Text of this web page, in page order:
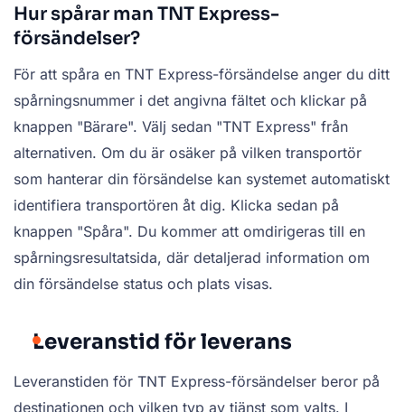
Hur spårar man TNT Express-
försändelser?
För att spåra en TNT Express-försändelse anger du ditt
spårningsnummer i det angivna fältet och klickar på
knappen "Bärare". Välj sedan "TNT Express" från
alternativen. Om du är osäker på vilken transportör
som hanterar din försändelse kan systemet automatiskt
identifiera transportören åt dig. Klicka sedan på
knappen "Spåra". Du kommer att omdirigeras till en
spårningsresultatsida, där detaljerad information om
din försändelse status och plats visas.
Leveranstid för leverans
Leveranstiden för TNT Express-försändelser beror på
destinationen och vilken typ av tjänst som valts. I